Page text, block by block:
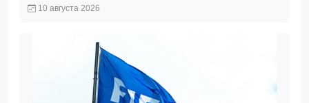
10 августа 2026